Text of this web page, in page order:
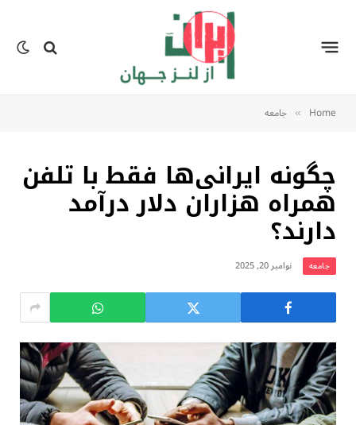
Home
» جامعه
چگونه ایرانی‌ها فقط با تلفن
همراه هزاران دلار درآمد
دارند؟
جامعه نوامبر 20, 2025